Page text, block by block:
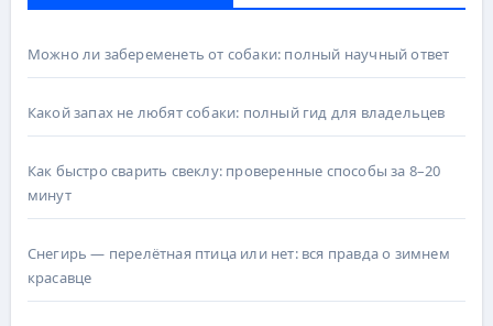
Можно ли забеременеть от собаки: полный научный ответ
Какой запах не любят собаки: полный гид для владельцев
Как быстро сварить свеклу: проверенные способы за 8–20
минут
Снегирь — перелётная птица или нет: вся правда о зимнем
красавце